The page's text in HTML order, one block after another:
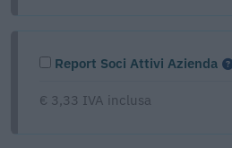
Report Soci Attivi Azienda
€ 3,33 IVA inclusa